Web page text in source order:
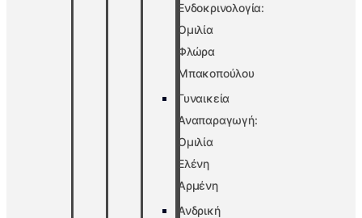
Ενδοκρινολογία:
Ομιλία
Φλώρα
Μπακοπούλου
Γυναικεία
Αναπαραγωγή:
Ομιλία
Ελένη
Αρμένη
Ανδρική